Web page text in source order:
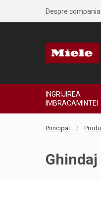
Despre compania
INGRIJIREA
IMBRACAMINTEI
Principal